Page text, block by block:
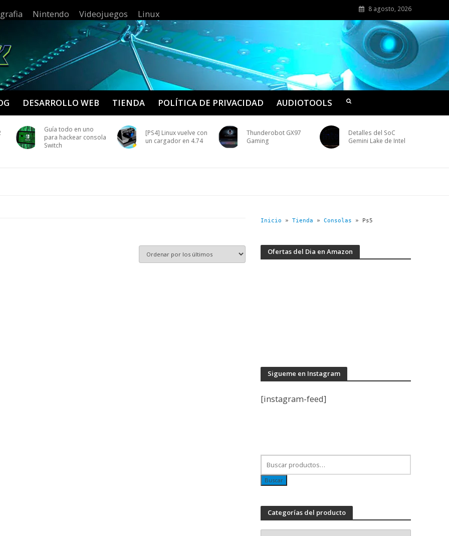
Nintendo Videojuegos Linux 8 agosto, 2026
DESARROLLO WEB TIENDA POLÍTICA DE PRIVACIDAD AUDIOTOOLS
en uno
consola
[PS4] Linux vuelve con
un cargador en 4.74
Thunderobot GX97
Gaming
Detalles del SoC
Gemini Lake de Intel
Chaqueta De Invierno
Hombre Amlaiworld
Inicio » Tienda » Consolas » Ps5
Ofertas del Dia en Amazon
Sigueme en Instagram
[instagram-feed]
Buscar
Categorías del producto